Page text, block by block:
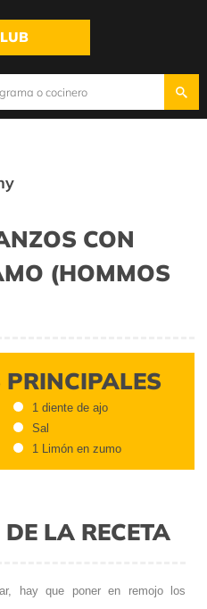
CON
(HOMMOS
PRINCIPALES
1 diente de ajo
Sal
1 Limón en zumo
LA RECETA
hay que poner en remojo los